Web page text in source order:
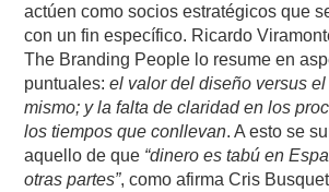
actúen como socios estratégicos que
con un fin específico. Ricardo
The Branding People lo resume en
puntuales:el valor del diseño versus
mismo; y la falta de claridad en los
los tiempos que conllevan. A esto se
aquello de que “dinero es tabú en
otras partes”, como afirma Cris